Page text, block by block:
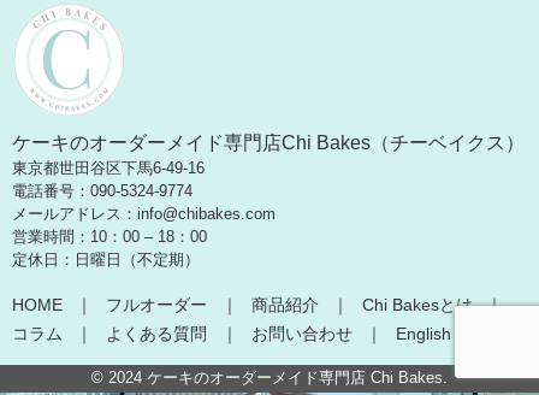
ケーキのオーダーメイド専門店Chi Bakes（チーベイクス）
東京都世田谷区下馬6-49-16
電話番号：090-5324-9774
メールアドレス：info@chibakes.com
営業時間：10：00 – 18：00
定休日：日曜日（不定期）
HOME フルオーダー 商品紹介
Chi Bakesとは
コラム
よくある質問 お問い合わせ English
© 2024 ケーキのオーダーメイド専門店 Chi Bakes.